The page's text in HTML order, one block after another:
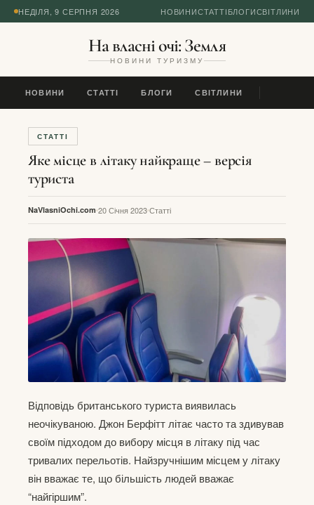
НЕДІЛЯ, 9 СЕРПНЯ 2026 НОВИНИСТАТТІБЛОГИСВІТЛИНИ
На власні очі: Земля
НОВИНИ ТУРИЗМУ
НОВИНИ СТАТТІ БЛОГИ СВІТЛИНИ
СТАТТІ
Яке місце в літаку найкраще – версія
туриста
NaVlasniOchi.com 20 Січня 2023Статті
Відповідь британського туриста виявилась
неочікуваною. Джон Берфітт літає часто та здивував
своїм підходом до вибору місця в літаку під час
тривалих перельотів. Найзручнішим місцем у літаку
він вважає те, що більшість людей вважає
“найгіршим”.